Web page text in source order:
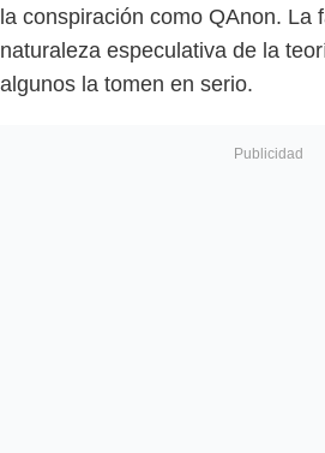
la conspiración como QAnon. La
naturaleza especulativa de la
algunos la tomen en serio.